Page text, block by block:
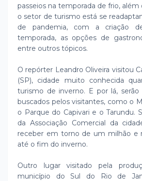
passeios na temporada de frio,
o setor de turismo está se
de pandemia, com a criação
temporada, as opções de
entre outros tópicos.
O repórter Leandro Oliveira visitou
(SP), cidade muito conhecida
turismo de inverno. E por lá, serão
buscados pelos visitantes, como o
o Parque do Capivari e o Tarundu.
da Associação Comercial da
receber em torno de um milhão e
até o fim do inverno.
Outro lugar visitado pela
município do Sul do Rio de